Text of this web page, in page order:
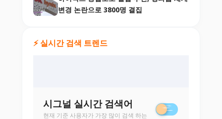
변경 논란으로 3800명 결집
⚡ 실시간 검색 트렌드